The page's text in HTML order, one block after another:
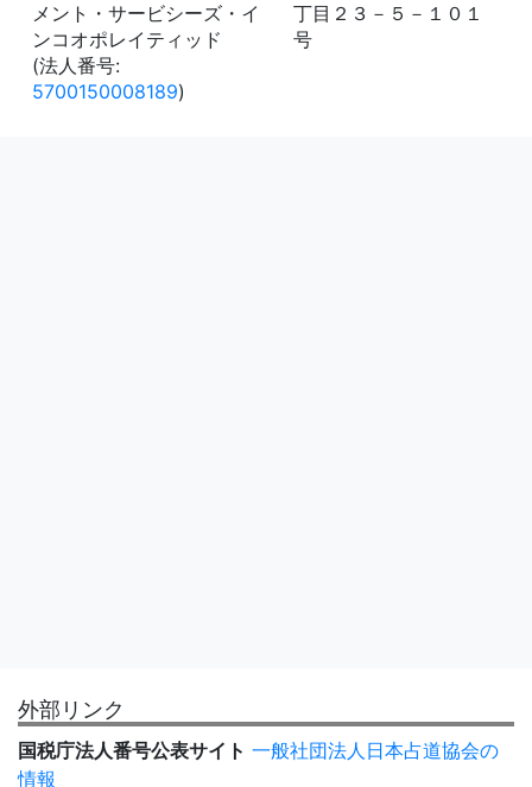
メント・サービシーズ・イ
ンコオポレイティッド
(法人番号:
5700150008189)
丁目２３－５－１０１
号
外部リンク
国税庁法人番号公表サイト 一般社団法人日本占道協会の
情報